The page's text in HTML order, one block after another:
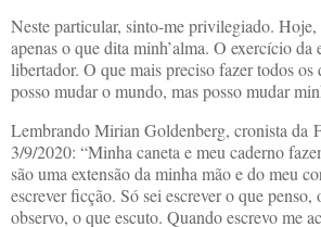
Neste particular, sinto-me privilegiado. Hoje,
apenas o que dita minh’alma. O exercício da
libertador. O que mais preciso fazer todos os
posso mudar o mundo, mas posso mudar
Lembrando Mirian Goldenberg, cronista da
3/9/2020: “Minha caneta e meu caderno
são uma extensão da minha mão e do meu
escrever ficção. Só sei escrever o que
observo, o que escuto. Quando escrevo me